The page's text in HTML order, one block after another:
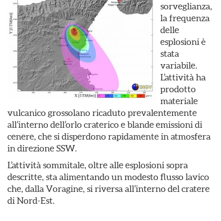
sorveglianza,
la frequenza
delle
esplosioni è
stata
variabile.
L’attività ha
prodotto
materiale
vulcanico grossolano ricaduto prevalentemente
all’interno dell’orlo craterico e blande emissioni di
cenere, che si disperdono rapidamente in atmosfera
in direzione SSW.
L’attività sommitale, oltre alle esplosioni sopra
descritte, sta alimentando un modesto flusso lavico
che, dalla Voragine, si riversa all’interno del cratere
di Nord-Est.